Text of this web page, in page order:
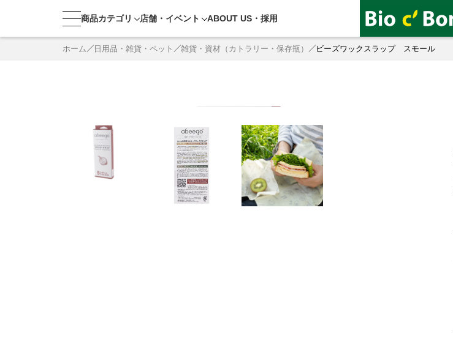
商品カテゴリ 店舗・ イベント ABOUT US・ 採用
ホーム 日用品・雑貨・ペット 雑貨・資材（カトラリー・保存瓶） ビーズワックスラップ スモール